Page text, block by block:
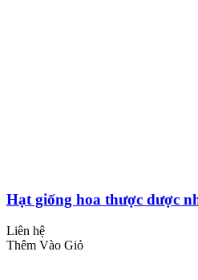
Hạt giống hoa thược dược
Liên hệ
Thêm Vào Giỏ